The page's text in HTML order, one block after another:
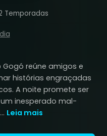
Temporadas
Gogó reúne amigos e
histórias engraçadas
A noite promete ser
inesperado mal-
Leia mais